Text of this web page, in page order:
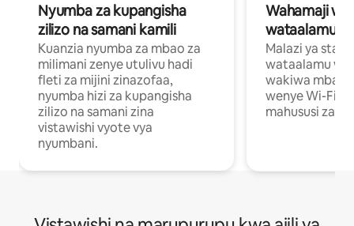
Nyumba za kupangisha
zilizo na samani kamili
Kuanzia nyumba za mbao za
milimani zenye utulivu hadi
fleti za mijini zinazofaa,
nyumba hizi za kupangisha
zilizo na samani zina
vistawishi vyote vya
nyumbani.
Wahamaji
wataalamu
Malazi ya
wataalamu
wakiwa mbali
wenye Wi-Fi
mahususi za